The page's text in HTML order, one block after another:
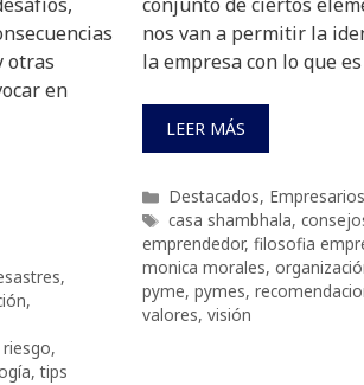
otras
en
,
,
riesgo,
,tips
nos van a permitir la
la empresa con lo que
LEER MÁS
Categorías
Destacados, Empresarios
Etiquetas
casa shambhala,
emprendedor, filosofia
monica morales,
pyme, pymes,
valores, visión